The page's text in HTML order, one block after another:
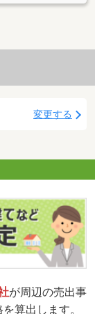
変更する
が周辺の売出事
算出します。